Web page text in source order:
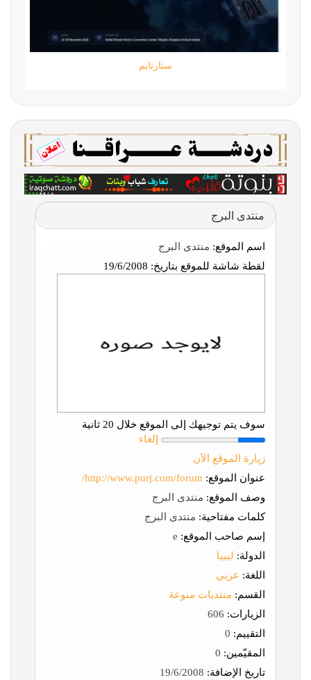
ستارتايم
منتدى البرج
اسم الموقع: منتدى البرج
لقطة شاشة للموقع بتاريخ:
سوف يتم توجيهك إلى الموقع خلال 20 ثانية
إلغاء
زيارة الموقع الآن
عنوان الموقع: http://www.purj.com/forum/
وصف الموقع: منتدى البرج
كلمات مفتاحية: منتدى البرج
إسم صاحب الموقع:
الدولة: ليبيا
اللغة: عربي
القسم: منتديات منوعة
الزيارات:
التقييم:
المقيّمين:
تاريخ الإضافة: